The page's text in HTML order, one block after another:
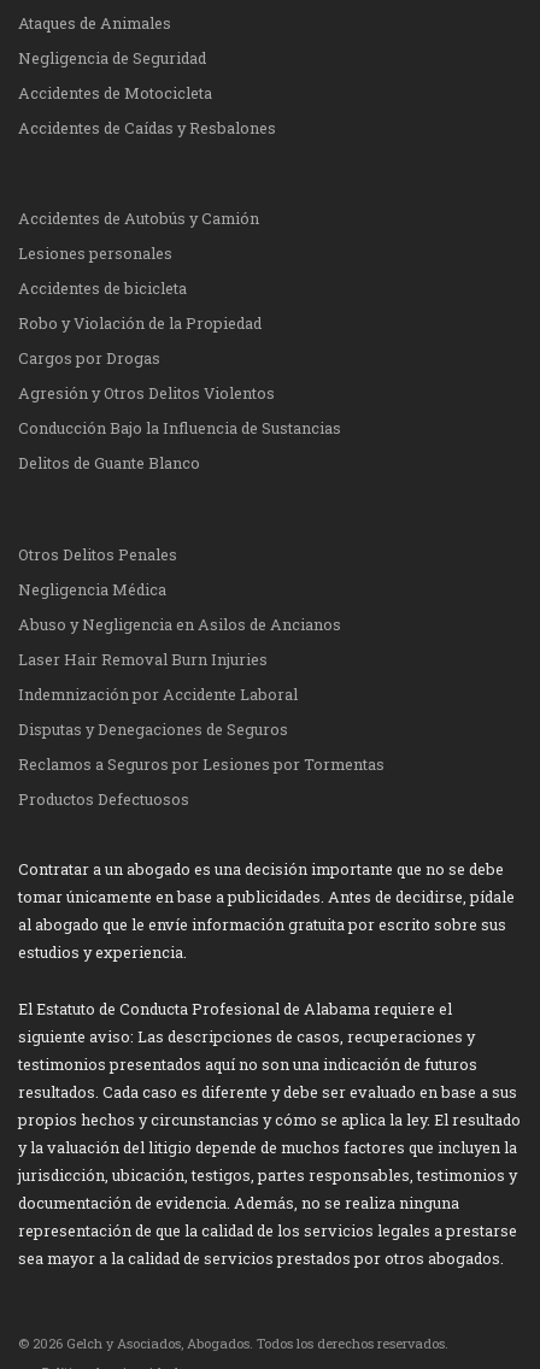
Ataques de Animales
Negligencia de Seguridad
Accidentes de Motocicleta
Accidentes de Caídas y Resbalones
Accidentes de Autobús y Camión
Lesiones personales
Accidentes de bicicleta
Robo y Violación de la Propiedad
Cargos por Drogas
Agresión y Otros Delitos Violentos
Conducción Bajo la Influencia de Sustancias
Delitos de Guante Blanco
Otros Delitos Penales
Negligencia Médica
Abuso y Negligencia en Asilos de Ancianos
Laser Hair Removal Burn Injuries
Indemnización por Accidente Laboral
Disputas y Denegaciones de Seguros
Reclamos a Seguros por Lesiones por Tormentas
Productos Defectuosos
Contratar a un abogado es una decisión importante que no se debe
tomar únicamente en base a publicidades. Antes de decidirse, pídale
al abogado que le envíe información gratuita por escrito sobre sus
estudios y experiencia.
El Estatuto de Conducta Profesional de Alabama requiere el
siguiente aviso: Las descripciones de casos, recuperaciones y
testimonios presentados aquí no son una indicación de futuros
resultados. Cada caso es diferente y debe ser evaluado en base a sus
propios hechos y circunstancias y cómo se aplica la ley. El resultado
y la valuación del litigio depende de muchos factores que incluyen la
jurisdicción, ubicación, testigos, partes responsables, testimonios y
documentación de evidencia. Además, no se realiza ninguna
representación de que la calidad de los servicios legales a prestarse
sea mayor a la calidad de servicios prestados por otros abogados.
© 2026 Gelch y Asociados, Abogados. Todos los derechos reservados.